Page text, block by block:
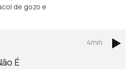
de gozo e
É
4min